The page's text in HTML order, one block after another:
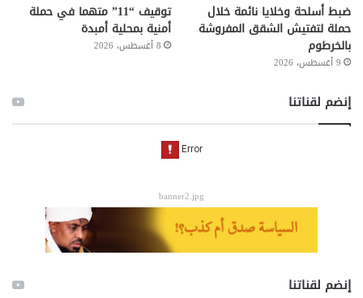
ضبط أسلحة وخلايا نائمة خلال
حملة لتفتيش الشقق المفروشة
بالخرطوم
9 أغسطس، 2026
توقيف “11” متهما في حملة
أمنية بمحلية أمبدة
8 أغسطس، 2026
إنضم لقناتنا
banner2.jpg
إنضم لقناتنا